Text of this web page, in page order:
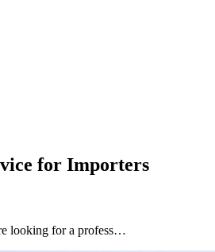
for Importers
looking for a profess…